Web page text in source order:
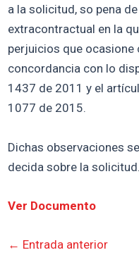
a la solicitud, so pena
extracontractual en la
perjuicios que ocasione
concordancia con lo
1437 de 2011 y el
1077 de 2015.
Dichas observaciones
decida sobre la solicitud.
Ver Documento
← Entrada anterior